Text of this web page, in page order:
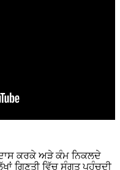
ਕਰਕੇ ਅੜੇ ਕੰਮ ਨਿਕਲਦੇ
ਗਿਣਤੀ ਵਿੱਚ ਸੰਗਤ ਪਹੁੰਚਦੀ